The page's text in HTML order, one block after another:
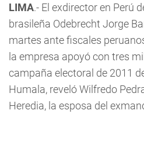
LIMA.- El exdirector en Perú
brasileña Odebrecht Jorge
martes ante fiscales
la empresa apoyó con tres
campaña electoral de 2011
Humala, reveló Wilfredo
Heredia, la esposa del